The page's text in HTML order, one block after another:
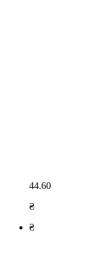
44.60
₴
₴